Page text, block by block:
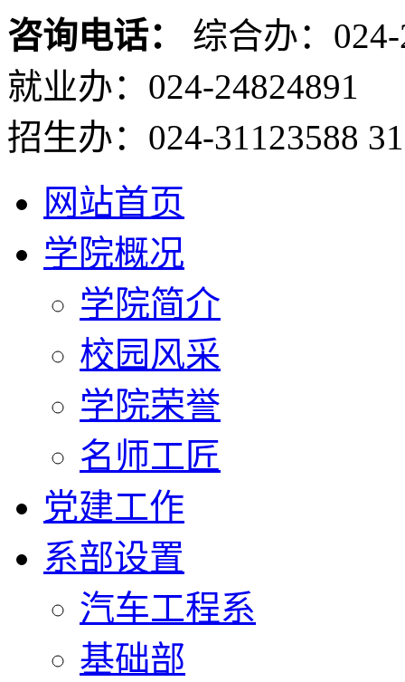
咨询电话：
综合办：
就业办：024-24824891
招生办：024-31123588
网站首页
学院概况
学院简介
校园风采
学院荣誉
名师工匠
党建工作
系部设置
汽车工程系
基础部